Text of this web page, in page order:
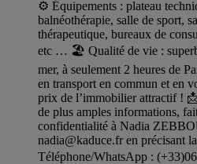
⚙️ Équipements : plateau
balnéothérapie, salle de sport,
thérapeutique, bureaux de
etc … 🏖️ Qualité de vie :
mer, à seulement 2 heures de
en transport en commun et en
prix de l’immobilier attractif !
de plus amples informations,
confidentialité à Nadia
nadia@kaduce.fren précisant
Téléphone/WhatsApp :